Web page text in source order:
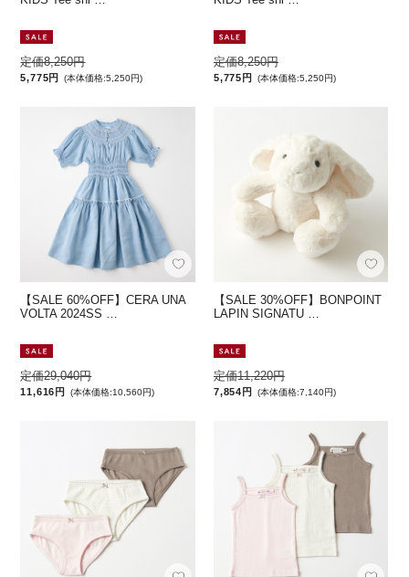
定価8,250円
5,775円 (本体価格:5,250円)
定価8,250円
5,775円 (本体価格:5,250円)
【SALE 60%OFF】CERA UNA
VOLTA 2024SS …
定価29,040円
11,616円 (本体価格:10,560円)
【SALE 30%OFF】BONPOINT
LAPIN SIGNATU …
定価11,220円
7,854円 (本体価格:7,140円)